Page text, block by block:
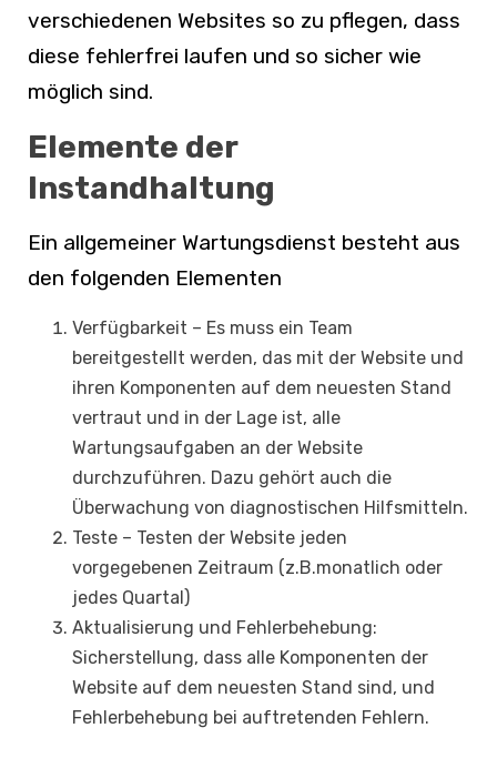
verschiedenen Websites so zu pflegen, dass
diese fehlerfrei laufen und so sicher wie
möglich sind.
Elemente der
Instandhaltung
Ein allgemeiner Wartungsdienst besteht aus
den folgenden Elementen
Verfügbarkeit – Es muss ein Team
bereitgestellt werden, das mit der Website und
ihren Komponenten auf dem neuesten Stand
vertraut und in der Lage ist, alle
Wartungsaufgaben an der Website
durchzuführen. Dazu gehört auch die
Überwachung von diagnostischen Hilfsmitteln.
Teste – Testen der Website jeden
vorgegebenen Zeitraum (z.B.monatlich oder
jedes Quartal)
Aktualisierung und Fehlerbehebung:
Sicherstellung, dass alle Komponenten der
Website auf dem neuesten Stand sind, und
Fehlerbehebung bei auftretenden Fehlern.